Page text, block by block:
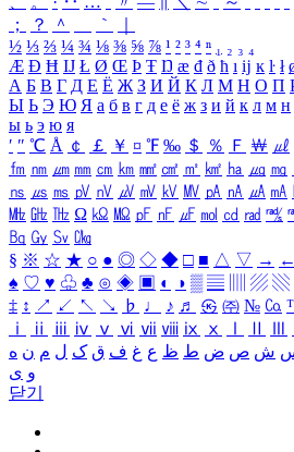
；
？ ＾ ｀
½ ⅓ ⅔ ¼ ¾ ⅛ ⅜ ⅝ ⅞ ¹ ² ³ ⁴ ⁿ ₁ ₂ ₃ ₄
Æ Ð Ħ Ĳ Ł Ø Œ Þ Ŧ Ŋ æ đ ð ħ ı ĳ ĸ ŀ ł
А Б В Г Д Е Ё Ж З И Й К Л М Н О П
Ы Ь Э Ю Я а б в г д е ё ж з и й к л м н
ы ь э ю я
′ ″ ℃ Å ￠ ￡ ￥ ¤ ℉ ‰ ＄ ％ Ｆ ￦ ㎕
㎙ ㎚ ㎛ ㎜ ㎝ ㎞ ㎟ ㎠ ㎡ ㎢ ㏊ ㎍ ㎎
㎱ ㎲ ㎳ ㎴ ㎵ ㎶ ㎷ ㎸ ㎹ ㎀ ㎁ ㎂ ㎃
㎒ ㎓ ㎔ Ω ㏀ ㏁ ㎊ ㎋ ㎌ ㏖ ㏅ ㎭ ㎮
㏃ ㏉ ㏜ ㏆
§ ※ ☆ ★ ○ ● ◎ ◇ ◆ □ ■ △ ▽ → ←
♠ ♡ ♥ ♧ ♣ ⊙ ◈ ▣ ◐ ◑ ▒ ▤ ▨ ▧
‡ ↕ ↗ ↙ ↖ ↘ ♭ ♩ ♪ ♬ ㉿ ㈜ № ㏇
ⅰ
ⅱ ⅲ ⅳ ⅴ ⅵ ⅶ ⅷ ⅸ ⅹ
ش ص ض ط ظ ع غ ف ق ک ل م ن ه
و ی
닫기